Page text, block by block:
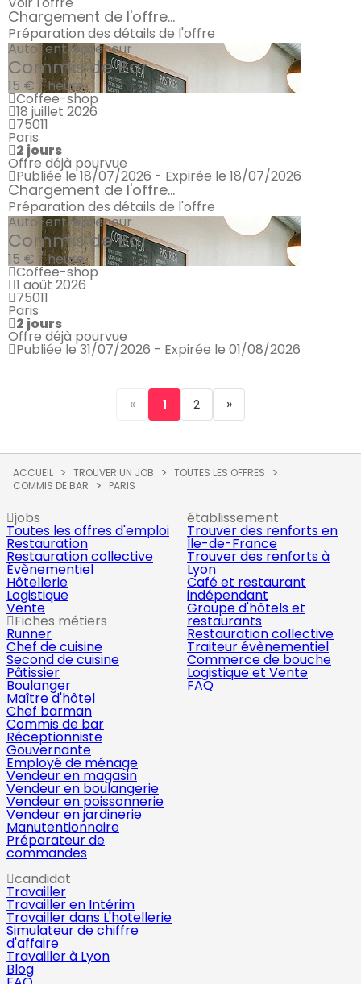
Chargement de l'offre...
Préparation des détails de l'offre
Auto-entrepreneur
Commis de Bar
15 € / heure
Coffee-shop
18 juillet 2026
75011
Paris
2 jours
Offre déjà pourvue
Publiée le 18/07/2026 - Expirée le 18/07/2026
Chargement de l'offre...
Préparation des détails de l'offre
Auto-entrepreneur
Commis de Bar
15 € / heure
Coffee-shop
1 août 2026
75011
Paris
2 jours
Offre déjà pourvue
Publiée le 31/07/2026 - Expirée le 01/08/2026
« 1 2 »
ACCUEIL TROUVER UN JOB
TOUTES LES OFFRES
COMMIS DE BAR
PARIS
jobs
Toutes les offres d'emploi
Restauration
Restauration collective
Évènementiel
Hôtellerie
Logistique
Vente
Fiches métiers
Runner
Chef de cuisine
Second de cuisine
Pâtissier
Boulanger
Maître d'hôtel
Chef barman
Commis de bar
Réceptionniste
Gouvernante
Employé de ménage
Vendeur en magasin
Vendeur en boulangerie
Vendeur en poissonnerie
Vendeur en jardinerie
Manutentionnaire
Préparateur de
commandes
établissement
Trouver des renforts en
Île-de-France
Trouver des renforts à
Lyon
Café et restaurant
indépendant
Groupe d'hôtels et
restaurants
Restauration collective
Traiteur évènementiel
Commerce de bouche
Logistique et Vente
FAQ
candidat
Travailler
Travailler en Intérim
Travailler dans L'hotellerie
Simulateur de chiffre
d'affaire
Travailler à Lyon
Blog